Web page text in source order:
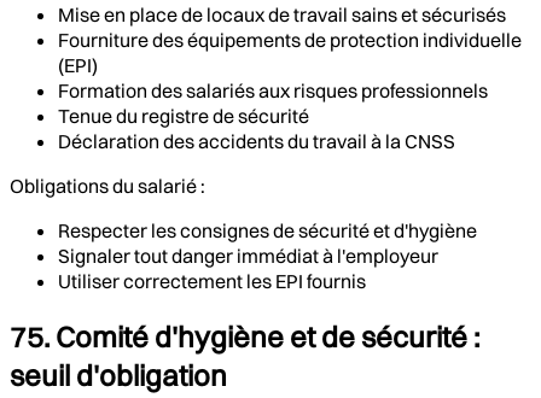
Mise en place de locaux de travail sains et sécurisés
Fourniture des équipements de protection individuelle
(EPI)
Formation des salariés aux risques professionnels
Tenue du registre de sécurité
Déclaration des accidents du travail à la CNSS
Obligations du salarié :
Respecter les consignes de sécurité et d'hygiène
Signaler tout danger immédiat à l'employeur
Utiliser correctement les EPI fournis
75. Comité d'hygiène et de sécurité :
seuil d'obligation